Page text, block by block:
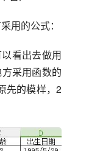
用的公式：
看出去做用
采用函数的
先的模样，2